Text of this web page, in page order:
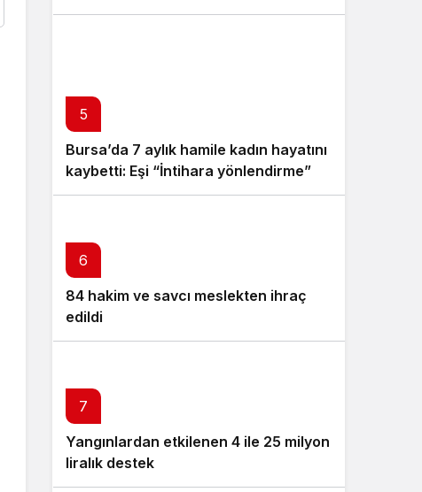
Avrupa’da serbest dolaşım hakkı
5
Bursa’da 7 aylık hamile kadın hayatını
kaybetti: Eşi “İntihara yönlendirme”
suçlamasıyla gözaltında
6
84 hakim ve savcı meslekten ihraç
edildi
7
Yangınlardan etkilenen 4 ile 25 milyon
liralık destek